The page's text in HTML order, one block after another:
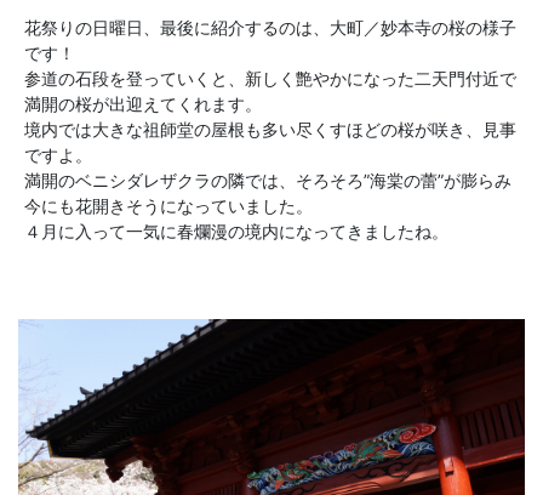
花祭りの日曜日、最後に紹介するのは、大町／妙本寺の桜の様子
です！
参道の石段を登っていくと、新しく艶やかになった二天門付近で
満開の桜が出迎えてくれます。
境内では大きな祖師堂の屋根も多い尽くすほどの桜が咲き、見事
ですよ。
満開のベニシダレザクラの隣では、そろそろ”海棠の蕾”が膨らみ
今にも花開きそうになっていました。
４月に入って一気に春爛漫の境内になってきましたね。